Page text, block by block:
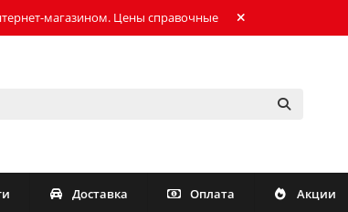
магазином. Цены справочные
Доставка Оплата Акции